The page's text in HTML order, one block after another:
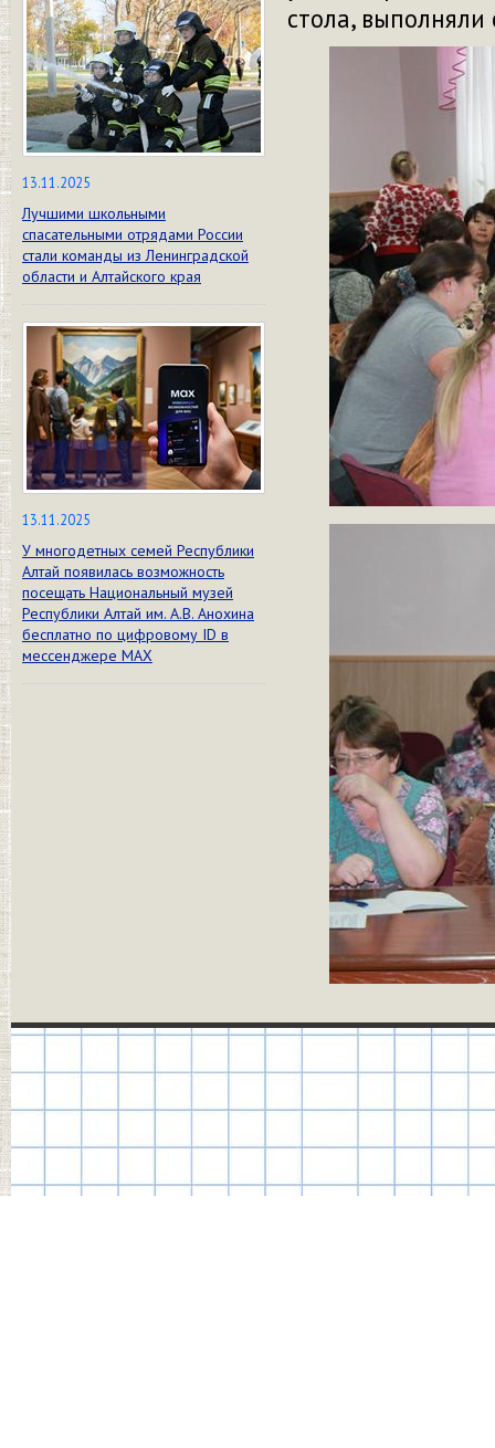
13.11.2025
Лучшими школьными
спасательными отрядами России
стали команды из Ленинградской
области и Алтайского края
13.11.2025
У многодетных семей Республики
Алтай появилась возможность
посещать Национальный музей
Республики Алтай им. А.В. Анохина
бесплатно по цифровому ID в
мессенджере МАХ
стола,